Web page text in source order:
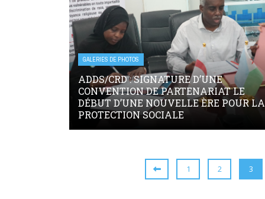
GALERIES DE PHOTOS
ADDS/CRD : SIGNATURE D’UNE
CONVENTION DE PARTENARIAT LE
DÉBUT D’UNE NOUVELLE ÈRE POUR LA
PROTECTION SOCIALE
1 2 3